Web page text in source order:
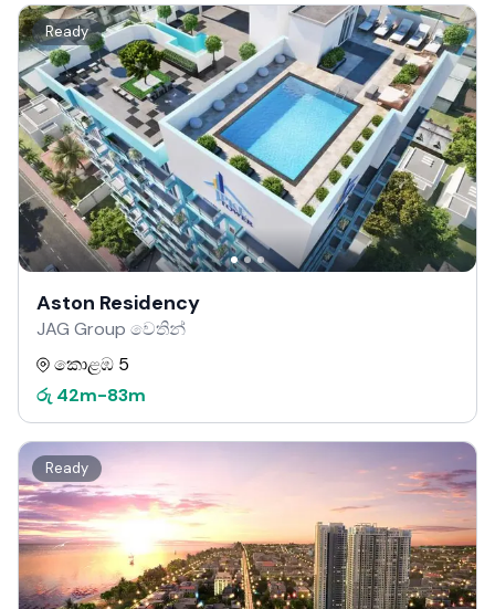
Ready
Aston Residency
JAG Group වෙතින්
කොළඹ 5
රු 42m-83m
Ready